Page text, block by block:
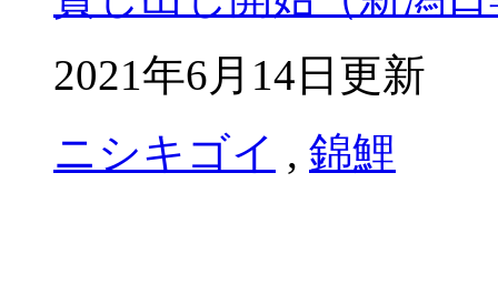
2021年6月14日更新
ニシキゴイ , 錦鯉